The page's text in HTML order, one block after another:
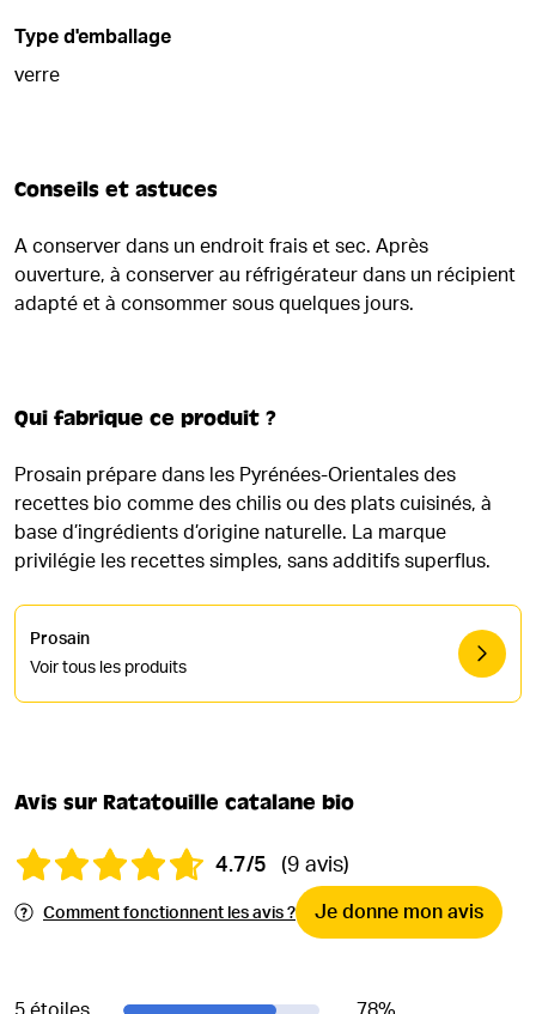
Type d'emballage
verre
Conseils et astuces
A conserver dans un endroit frais et sec. Après
ouverture, à conserver au réfrigérateur dans un récipient
adapté et à consommer sous quelques jours.
Qui fabrique ce produit ?
Prosain prépare dans les Pyrénées-Orientales des
recettes bio comme des chilis ou des plats cuisinés, à
base d’ingrédients d’origine naturelle. La marque
privilégie les recettes simples, sans additifs superflus.
Prosain
Voir tous les produits
Avis sur Ratatouille catalane bio
4.7/5 (9 avis)
Comment fonctionnent les avis ? Je donne mon avis